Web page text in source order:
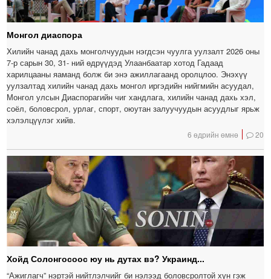
Монгол диаспора
Хилийн чанад дахь монголчуудын нэгдсэн чуулга уулзалт 2026 оны
7-р сарын 30, 31- ний өдрүүдэд Улаанбаатар хотод Гадаад
харилцааны яаманд болж би энэ ажиллагаанд оролцлоо. Энэхүү
уулзалтад хилийн чанад дахь монгол иргэдийн нийгмийн асуудал,
Монгол улсын Диаспорагийн чиг хандлага, хилийн чанад дахь хэл,
соёл, боловсрол, урлаг, спорт, оюутан залуучуудын асуудлыг ярьж
хэлэлцүүлэг хийв.
6 өдрийн өмнө 20
Хойд Солонгосоос юу нь дутах вэ? Украинд...
“Ажиглагч” нэртэй нийтлэлчийг би нэлээд боловсролтой хүн гэж